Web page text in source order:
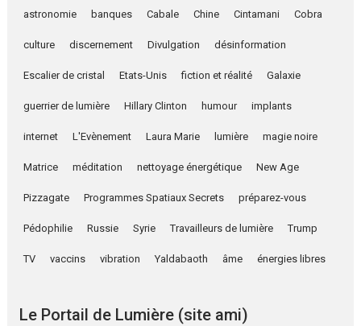
astronomie banques Cabale Chine Cintamani Cobra
culture discernement Divulgation désinformation
Escalier de cristal Etats-Unis fiction et réalité Galaxie
guerrier de lumière Hillary Clinton humour implants
internet L'Evènement Laura Marie lumière magie noire
Matrice méditation nettoyage énergétique New Age
Pizzagate Programmes Spatiaux Secrets préparez-vous
Pédophilie Russie Syrie Travailleurs de lumière Trump
TV vaccins vibration Yaldabaoth âme énergies libres
Le Portail de Lumière (site ami)